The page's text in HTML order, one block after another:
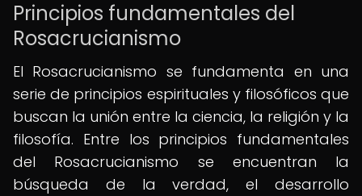
Principios fundamentales del
Rosacrucianismo
El Rosacrucianismo se fundamenta en una
serie de principios espirituales y filosóficos que
buscan la unión entre la ciencia, la religión y la
filosofía. Entre los principios fundamentales
del Rosacrucianismo se encuentran la
búsqueda de la verdad, el desarrollo